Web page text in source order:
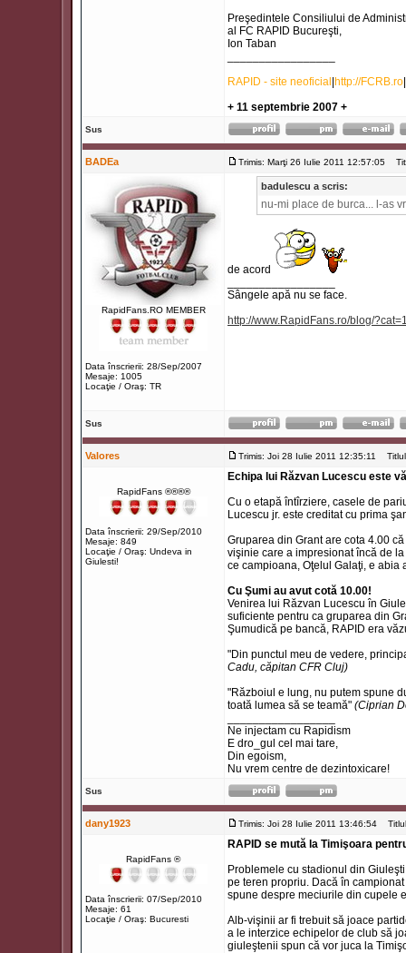
Preşedintele Consiliului de
al FC RAPID Bucureşti,
Ion Taban
RAPID - site neoficial http://FCRB.ro
+ 11 septembrie 2007 +
Sus
BADEa Trimis: Marţi 26 Iulie 2011 12:57:05
RapidFans.RO MEMBER
Data înscrierii: 28/Sep/2007
Mesaje: 1005
Locaţie / Oraş: TR
badulescu a scris:
nu-mi place de burca... l-as
de acord
Sângele apă nu se face.
http://www.RapidFans.ro/blog/
Sus
Valores Trimis: Joi 28 Iulie 2011 12:35:11 Titlul
RapidFans ®®®®
Data înscrierii: 29/Sep/2010
Mesaje: 849
Locaţie / Oraş: Undeva in
Giulesti!
Echipa lui Răzvan Lucescu este
Cu o etapă întîrziere, casele de
Lucescu jr. este creditat cu prima
Gruparea din Grant are cota 4.00
vişinie care a impresionat încă de
ce campioana, Oţelul Galaţi, e abia
Cu Şumi au avut cotă 10.00!
Venirea lui Răzvan Lucescu în
suficiente pentru ca gruparea din
Şumudică pe bancă, RAPID era
"Din punctul meu de vedere,
Cadu, căpitan CFR Cluj)
"Războiul e lung, nu putem spune
toată lumea să se teamă" (Ciprian
Ne injectam cu Rapidism
E dro_gul cel mai tare,
Din egoism,
Nu vrem centre de dezintoxicare!
Sus
dany1923 Trimis: Joi 28 Iulie 2011 13:46:54
RapidFans ®
Data înscrierii: 07/Sep/2010
Mesaje: 61
Locaţie / Oraş: Bucuresti
RAPID se mută la Timişoara
Problemele cu stadionul din
pe teren propriu. Dacă în
spune despre meciurile din cupele
Alb-vişinii ar fi trebuit să joace
a le interzice echipelor de club să
giuleştenii spun că vor juca la